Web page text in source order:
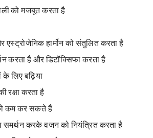
को मजबूत करता है
एस्ट्रोजेनिक हार्मोन को संतुलित करता है
करता है और डिटॉक्सिफा करता है
के लिए बढ़िया
रक्षा करता है
कम कर सकते हैं
समर्थन करके वजन को नियंत्रित करता है